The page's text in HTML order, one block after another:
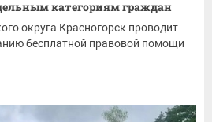
категориям граждан
округа Красногорск проводит
бесплатной правовой помощи